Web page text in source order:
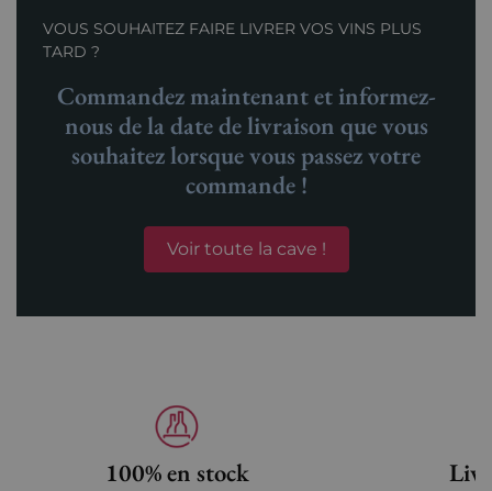
VOUS SOUHAITEZ FAIRE LIVRER VOS VINS PLUS
TARD ?
Commandez maintenant et informez-
nous de la date de livraison que vous
souhaitez lorsque vous passez votre
commande !
Voir toute la cave !
100% en stock